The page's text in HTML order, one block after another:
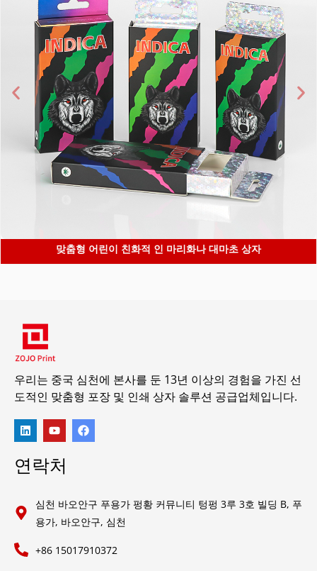
맞춤형 어린이 친화적 인 마리화나 대마초 상자
우리는 중국 심천에 본사를 둔 13년 이상의 경험을 가진 선
도적인 맞춤형 포장 및 인쇄 상자 솔루션 공급업체입니다.
연락처
심천 바오안구 푸용가 펑황 커뮤니티 텅펑 3루 3호 빌딩 B, 푸
용가, 바오안구, 심천
+86 15017910372